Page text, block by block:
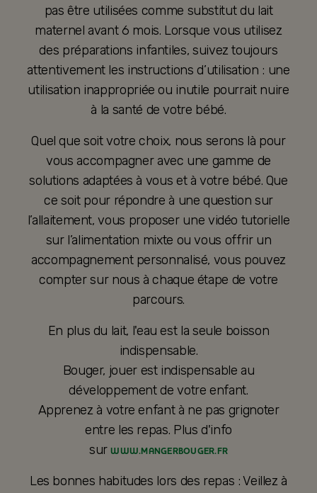
pas être utilisées comme substitut du lait
maternel avant 6 mois. Lorsque vous utilisez
des préparations infantiles, suivez toujours
attentivement les instructions d’utilisation : une
utilisation inappropriée ou inutile pourrait nuire
à la santé de votre bébé.
Quel que soit votre choix, nous serons là pour
vous accompagner avec une gamme de
solutions adaptées à vous et à votre bébé. Que
ce soit pour répondre à une question sur
l’allaitement, vous proposer une vidéo tutorielle
sur l’alimentation mixte ou vous offrir un
accompagnement personnalisé, vous pouvez
compter sur nous à chaque étape de votre
parcours.
En plus du lait, l'eau est la seule boisson
indispensable.
Bouger, jouer est indispensable au
développement de votre enfant.
Apprenez à votre enfant à ne pas grignoter
entre les repas. Plus d'info
surWWW.MANGERBOUGER.FR
Les bonnes habitudes lors des repas : Veillez à